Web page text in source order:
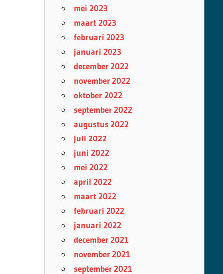
mei 2023
maart 2023
februari 2023
januari 2023
december 2022
november 2022
oktober 2022
september 2022
augustus 2022
juli 2022
juni 2022
mei 2022
april 2022
maart 2022
februari 2022
januari 2022
december 2021
november 2021
september 2021